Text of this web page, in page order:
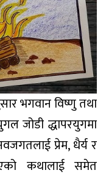
भगवान विष्णु तथा
जोडी द्धापरयुगमा
प्रेम, धैर्य र
कथालाई समेत